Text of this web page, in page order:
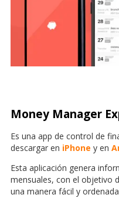
Money Manager
Es una app de control de
descargar en iPhone y en
Esta aplicación genera
mensuales, con el objetivo
una manera fácil y